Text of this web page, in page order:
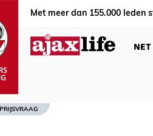
Met meer dan 155.000 leden
PRIJSVRAAG